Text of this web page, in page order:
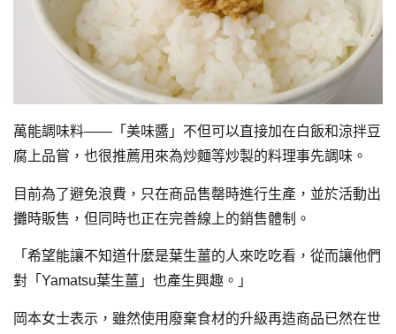
萬能調味料——「美味醬」不但可以直接加在白飯和涼拌豆
腐上品嘗，也很推薦用來為炒麵等炒製的料理事先調味。
目前為了避免浪費，只在商品售罄時進行生產，並於活動出
攤時販售，但同時也正在完善線上的銷售體制。
「希望能讓不知道什麼是葉生薑的人來吃吃看，從而讓他們
對「Yamatsu葉生薑」也產生興趣。」
岡本女士表示，雖然使用廢棄食材的升級再造商品已然在世